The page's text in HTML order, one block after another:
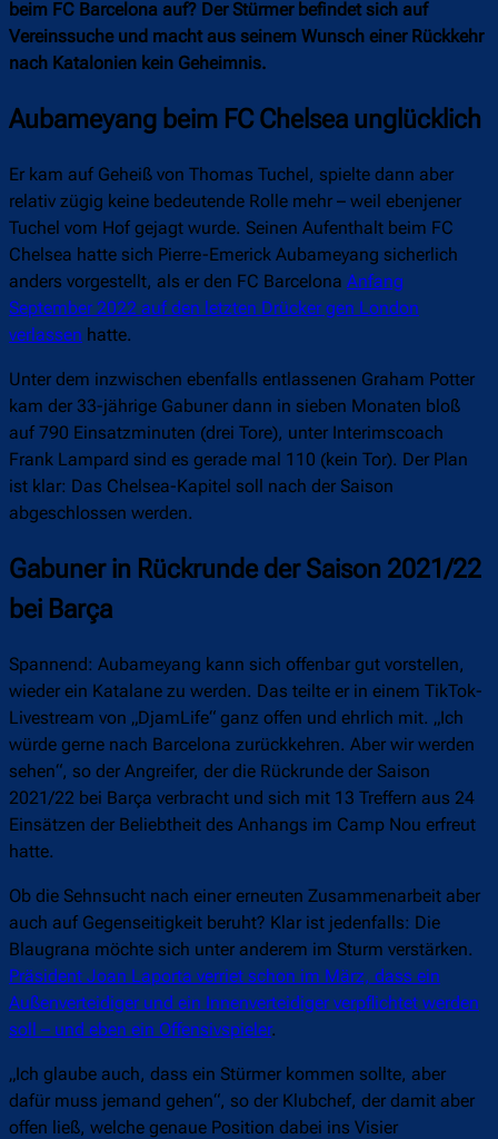
beim FC Barcelona auf? Der Stürmer befindet sich auf
Vereinssuche und macht aus seinem Wunsch einer Rückkehr
nach Katalonien kein Geheimnis.
Aubameyang beim FC Chelsea unglücklich
Er kam auf Geheiß von Thomas Tuchel, spielte dann aber
relativ zügig keine bedeutende Rolle mehr – weil ebenjener
Tuchel vom Hof gejagt wurde. Seinen Aufenthalt beim FC
Chelsea hatte sich Pierre-Emerick Aubameyang sicherlich
anders vorgestellt, als er den FC Barcelona Anfang
September 2022 auf den letzten Drücker gen London
verlassen hatte.
Unter dem inzwischen ebenfalls entlassenen Graham Potter
kam der 33-jährige Gabuner dann in sieben Monaten bloß
auf 790 Einsatzminuten (drei Tore), unter Interimscoach
Frank Lampard sind es gerade mal 110 (kein Tor). Der Plan
ist klar: Das Chelsea-Kapitel soll nach der Saison
abgeschlossen werden.
Gabuner in Rückrunde der Saison 2021/22
bei Barça
Spannend: Aubameyang kann sich offenbar gut vorstellen,
wieder ein Katalane zu werden. Das teilte er in einem TikTok-
Livestream von „DjamLife“ ganz offen und ehrlich mit. „Ich
würde gerne nach Barcelona zurückkehren. Aber wir werden
sehen“, so der Angreifer, der die Rückrunde der Saison
2021/22 bei Barça verbracht und sich mit 13 Treffern aus 24
Einsätzen der Beliebtheit des Anhangs im Camp Nou erfreut
hatte.
Ob die Sehnsucht nach einer erneuten Zusammenarbeit aber
auch auf Gegenseitigkeit beruht? Klar ist jedenfalls: Die
Blaugrana möchte sich unter anderem im Sturm verstärken.
Präsident Joan Laporta verriet schon im März, dass ein
Außenverteidiger und ein Innenverteidiger verpflichtet werden
soll – und eben ein Offensivspieler.
„Ich glaube auch, dass ein Stürmer kommen sollte, aber
dafür muss jemand gehen“, so der Klubchef, der damit aber
offen ließ, welche genaue Position dabei ins Visier